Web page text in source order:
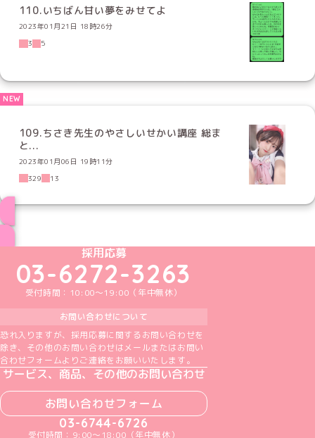
110.いちばん甘い夢をみせてよ
2023年01月21日 18時26分
3
5
109.ちさき先生のやさしいせかい講座 総ま
と...
2023年01月06日 19時11分
329
13
めいどりーみんTikTok公式アカウント
めいどりーみんX公式アカウント
めいどりーみんInstagram公式アカウント
めいどりーみんFacebook公式アカウン
めいどりーみんYouTube公式アカ
採用応募
03-6272-3263
受付時間：10:00～19:00（年中無休）
お問い合わせについて
恐れ入りますが、採用応募に関するお問い合わせを
除き、その他のお問い合わせはメールまたはお問い
合わせフォームよりご連絡をお願いいたします。
サービス、商品、その他のお問い合わせ
お問い合わせフォーム
03-6744-6726
受付時間：9:00～18:00（年中無休）